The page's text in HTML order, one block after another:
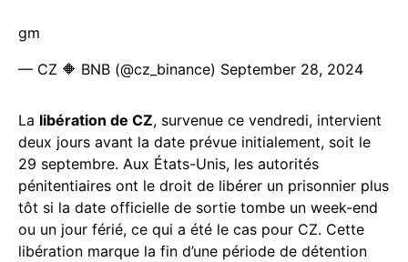
gm
— CZ 🔶 BNB (@cz_binance) September 28, 2024
La libération de CZ, survenue ce vendredi, intervient
deux jours avant la date prévue initialement, soit le
29 septembre. Aux États-Unis, les autorités
pénitentiaires ont le droit de libérer un prisonnier plus
tôt si la date officielle de sortie tombe un week-end
ou un jour férié, ce qui a été le cas pour CZ. Cette
libération marque la fin d’une période de détention